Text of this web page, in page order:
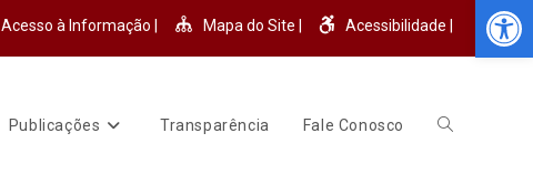
Acesso à Informação | Mapa do Site | Acessibilidade |
Publicações Transparência Fale Conosco